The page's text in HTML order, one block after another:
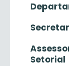
Setorial